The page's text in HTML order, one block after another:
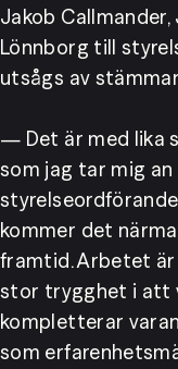
Jakob
Lönnborg till
utsågs av
— Det är med lika
som jag tar mig
kommer det
framtid. Arbetet är
stor trygghet i att
kompletterar
som